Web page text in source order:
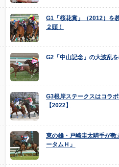
G1「桜花賞」（2012）を
２頭！
G2「中山記念」の大波乱
G3根岸ステークスはコラ
【2022】
東の雄・戸崎圭太騎手が教
ータムＨ」